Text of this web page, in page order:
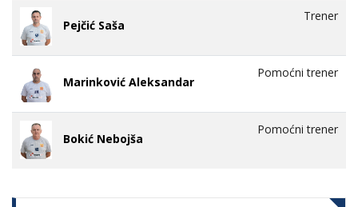
Pejčić Saša
Trener
Marinković Aleksandar
Pomoćni trener
Bokić Nebojša
Pomoćni trener